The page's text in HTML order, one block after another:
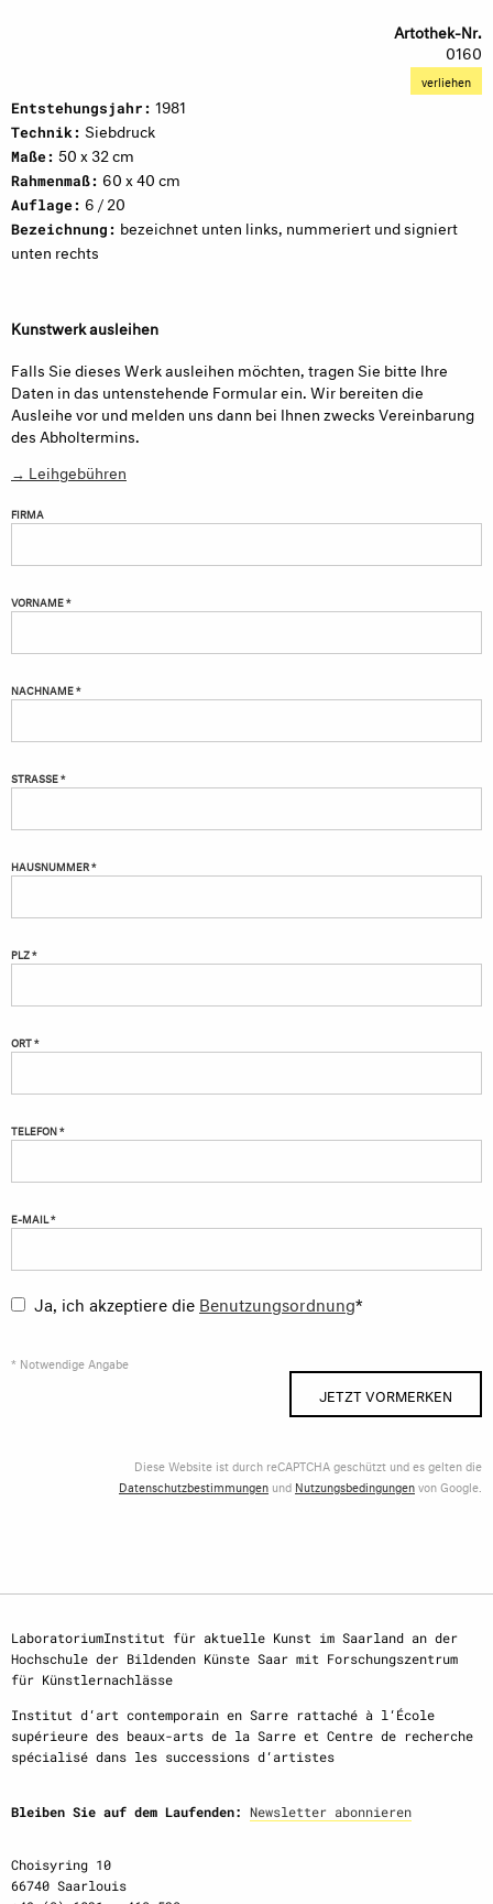
Artothek-Nr.
0160
verliehen
Entstehungsjahr: 1981
Technik: Siebdruck
Maße: 50 x 32 cm
Rahmenmaß: 60 x 40 cm
Auflage: 6 / 20
Bezeichnung: bezeichnet unten links, nummeriert und signiert
unten rechts
Kunstwerk ausleihen
Falls Sie dieses Werk ausleihen möchten, tragen Sie bitte Ihre
Daten in das untenstehende Formular ein. Wir bereiten die
Ausleihe vor und melden uns dann bei Ihnen zwecks Vereinbarung
des Abholtermins.
→ Leihgebühren
FIRMA
VORNAME *
NACHNAME *
STRASSE *
HAUSNUMMER *
PLZ *
ORT *
TELEFON *
E-MAIL *
Ja, ich akzeptiere die Benutzungsordnung*
* Notwendige Angabe
JETZT VORMERKEN
Diese Website ist durch reCAPTCHA geschützt und es gelten die
Datenschutzbestimmungen und Nutzungsbedingungenvon Google.
LaboratoriumInstitut für aktuelle Kunst im Saarland an der
Hochschule der Bildenden Künste Saar mit Forschungszentrum
für Künstlernachlässe
Institut d‘art contemporain en Sarre rattaché à l‘École
supérieure des beaux-arts de la Sarre et Centre de recherche
spécialisé dans les successions d‘artistes
Bleiben Sie auf dem Laufenden: Newsletter abonnieren
Choisyring 10
66740 Saarlouis